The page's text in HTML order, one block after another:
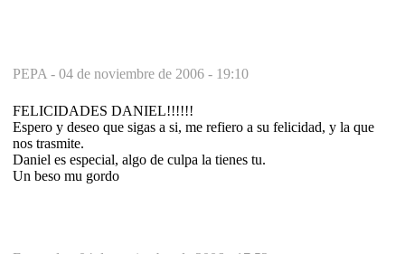
PEPA - 04 de noviembre de 2006 - 19:10
FELICIDADES DANIEL!!!!!!
Espero y deseo que sigas a si, me refiero a su felicidad, y la que
nos trasmite.
Daniel es especial, algo de culpa la tienes tu.
Un beso mu gordo